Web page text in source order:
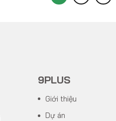
9PLUS
Giới thiệu
Dự án